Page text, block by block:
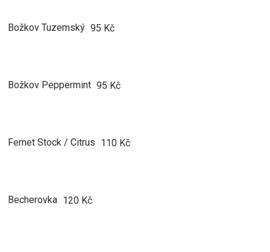
Božkov Tuzemský 95 Kč
Božkov Peppermint 95 Kč
Fernet Stock / Citrus 110 Kč
Becherovka 120 Kč